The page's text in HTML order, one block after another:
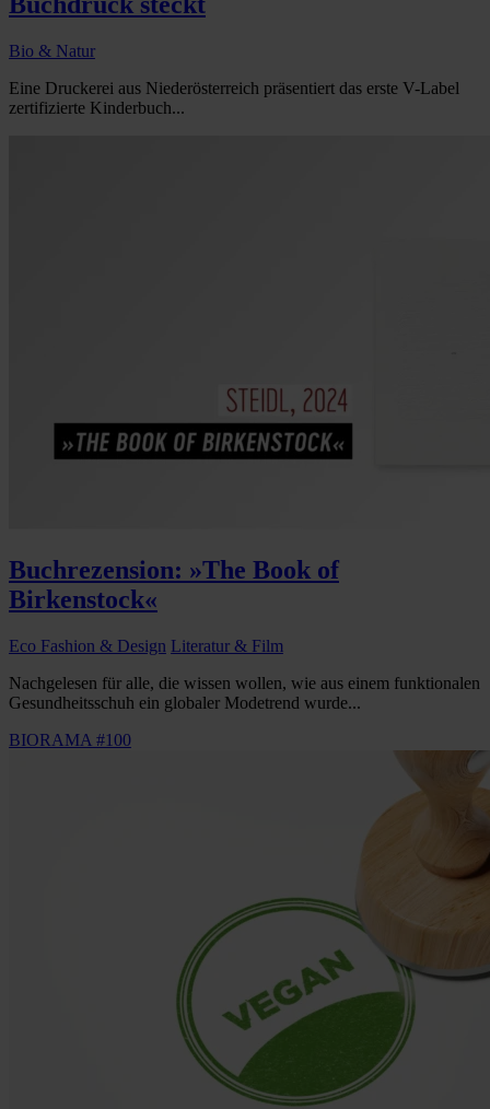
Bio & Natur
Eine Druckerei aus Niederösterreich präsentiert das erste V-Label
zertifizierte Kinderbuch...
Buchrezension: »The Book of
Birkenstock«
Eco Fashion & Design Literatur & Film
Nachgelesen für alle, die wissen wollen, wie aus einem funktionalen
Gesundheitsschuh ein globaler Modetrend wurde...
BIORAMA #100